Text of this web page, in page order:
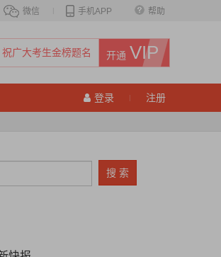
帮助
手机APP
微信
祝广大考生金榜题名 开通 VIP
登录 | 注册